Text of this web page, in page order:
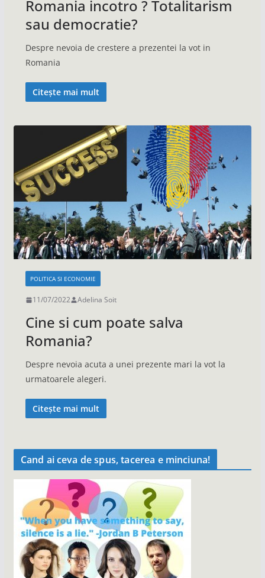
Romania incotro ? Totalitarism
sau democratie?
Despre nevoia de crestere a prezentei la vot in
Romania
Citește mai mult
POLITICA SI ECONOMIE
11/07/2022 Adelina Soit
Cine si cum poate salva
Romania?
Despre nevoia acuta a unei prezente mari la vot la
urmatoarele alegeri.
Citește mai mult
Cand ai ceva de spus, tacerea e minciuna!